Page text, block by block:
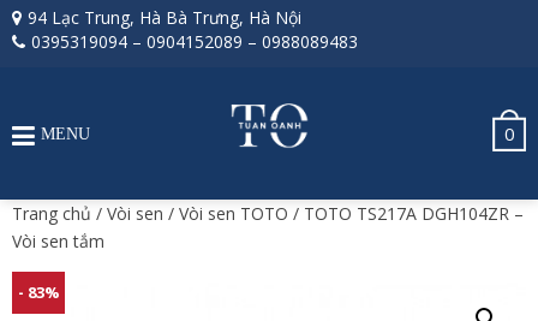
94 Lạc Trung, Hà Bà Trưng, Hà Nội
0395319094 – 0904152089 – 0988089483
0
MENU
Trang chủ / Vòi sen / Vòi sen TOTO / TOTO TS217A DGH104ZR –
Vòi sen tắm
- 83%